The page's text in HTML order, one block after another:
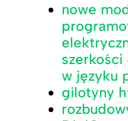
nowe
szerkości
w języku
gilotyny